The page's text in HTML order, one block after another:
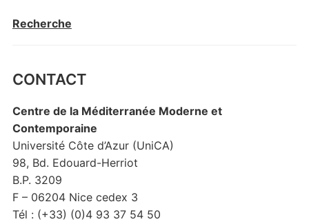
Recherche
CONTACT
Centre de la Méditerranée Moderne et
Contemporaine
Université Côte d’Azur (UniCA)
98, Bd. Edouard-Herriot
B.P. 3209
F – 06204 Nice cedex 3
Tél : (+33) (0)4 93 37 54 50